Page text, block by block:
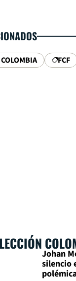
FCF
Johan
silencio